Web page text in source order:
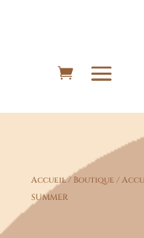
Accueil/ Boutique /
SUMMER